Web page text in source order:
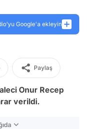
Google'a ekleyin
Paylaş
Onur Recep
verildi.